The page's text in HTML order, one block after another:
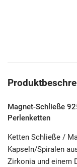
Magnet-Schließe
Perlenketten
Ketten Schließe /
Kapseln/Spiralen
Zirkonia und einem